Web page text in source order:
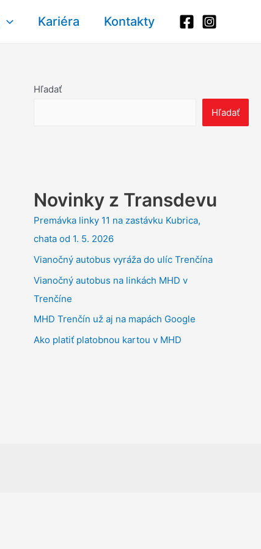
Kariéra Kontakty
Hľadať
Hľadať
Novinky z Transdevu
Premávka linky 11 na zastávku Kubrica,
chata od 1. 5. 2026
Vianočný autobus vyráža do ulíc Trenčína
Vianočný autobus na linkách MHD v
Trenčíne
MHD Trenčín už aj na mapách Google
Ako platiť platobnou kartou v MHD